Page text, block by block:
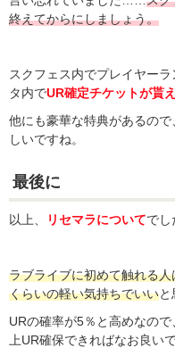
終えてからにしましょう。
スクフェス内でプレイヤー
タ内でUR確定チケットが貰
他にも豪華な特典があるの
しいですね。
最後に
以上、 リセマラについてでし
ラブライブに初めて触れる
くらいの軽い気持ちでいいと
URの確率が5％と高めなの
上UR確保できればなお良いで